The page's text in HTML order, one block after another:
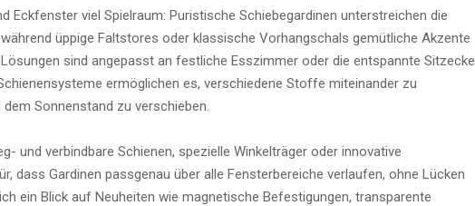
Eckfenster viel Spielraum: Puristische Schiebegardinen unterstreichen die
üppige Faltstores oder klassische Vorhangschals gemütliche Akzente
sind angepasst an festliche Esszimmer oder die entspannte Sitzecke
ermöglichen es, verschiedene Stoffe miteinander zu
Sonnenstand zu verschieben.
und verbindbare Schienen, spezielle Winkelträger oder innovative
dass Gardinen passgenau über alle Fensterbereiche verlaufen, ohne Lücken
ein Blick auf Neuheiten wie magnetische Befestigungen, transparente